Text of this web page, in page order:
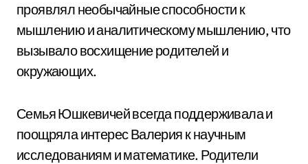
проявлял необычайные способности к
мышлению и аналитическому мышлению, что
вызывало восхищение родителей и
окружающих.
Семья Юшкевичей всегда поддерживала и
поощряла интерес Валерия к научным
исследованиям и математике. Родители